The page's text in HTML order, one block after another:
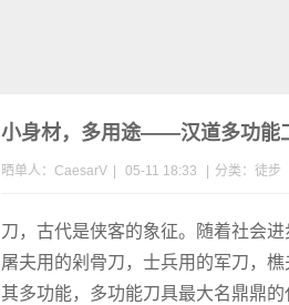
小身材，多用途——汉道多功能
晒单人：CaesarV 05-11 18:33 分类： 徒步
刀，古代是侠客的象征。随着社会
屠夫用的剁骨刀，士兵用的军刀，
其多功能，多功能刀具最大名鼎鼎